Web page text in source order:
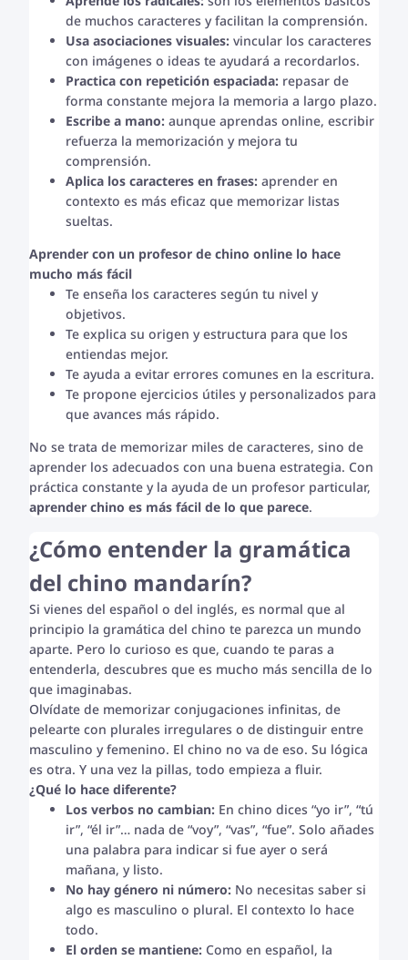
de muchos caracteres y facilitan la comprensión.
Usa asociaciones visuales: vincular los caracteres
con imágenes o ideas te ayudará a recordarlos.
Practica con repetición espaciada: repasar de
forma constante mejora la memoria a largo plazo.
Escribe a mano: aunque aprendas online, escribir
refuerza la memorización y mejora tu
comprensión.
Aplica los caracteres en frases: aprender en
contexto es más eficaz que memorizar listas
sueltas.
Aprender con un profesor de chino online lo hace
mucho más fácil
Te enseña los caracteres según tu nivel y
objetivos.
Te explica su origen y estructura para que los
entiendas mejor.
Te ayuda a evitar errores comunes en la escritura.
Te propone ejercicios útiles y personalizados para
que avances más rápido.
No se trata de memorizar miles de caracteres, sino de
aprender los adecuados con una buena estrategia. Con
práctica constante y la ayuda de un profesor particular,
aprender chino es más fácil de lo que parece.
¿Cómo entender la gramática
del chino mandarín?
Si vienes del español o del inglés, es normal que al
principio la gramática del chino te parezca un mundo
aparte. Pero lo curioso es que, cuando te paras a
entenderla, descubres que es mucho más sencilla de lo
que imaginabas.
Olvídate de memorizar conjugaciones infinitas, de
pelearte con plurales irregulares o de distinguir entre
masculino y femenino. El chino no va de eso. Su lógica
es otra. Y una vez la pillas, todo empieza a fluir.
¿Qué lo hace diferente?
Los verbos no cambian: En chino dices “yo ir”, “tú
ir”, “él ir”… nada de “voy”, “vas”, “fue”. Solo añades
una palabra para indicar si fue ayer o será
mañana, y listo.
No hay género ni número: No necesitas saber si
algo es masculino o plural. El contexto lo hace
todo.
El orden se mantiene: Como en español, la